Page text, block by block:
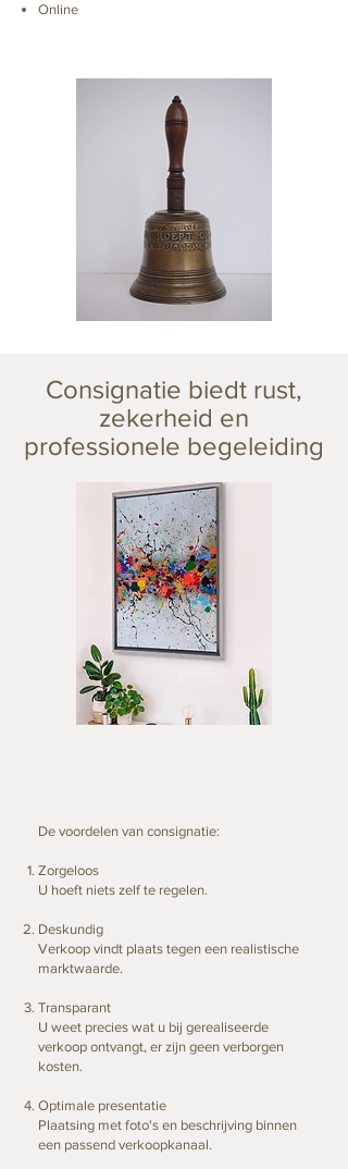
Online
Consignatie biedt rust,
zekerheid en
professionele begeleiding
De voordelen van consignatie:
Zorgeloos
U hoeft niets zelf te regelen.
Deskundig
Verkoop vindt plaats tegen een realistische
marktwaarde.
Transparant
U weet precies wat u bij gerealiseerde
verkoop ontvangt, er zijn geen verborgen
kosten.
Optimale presentatie
Plaatsing met foto's en beschrijving binnen
een passend verkoopkanaal.